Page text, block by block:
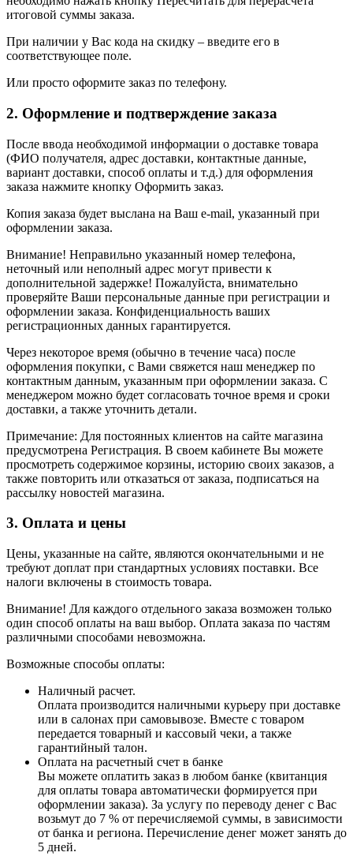
итоговой суммы заказа.
При наличии у Вас кода на скидку – введите его в
соответствующее поле.
Или просто оформите заказ по телефону.
2. Оформление и подтверждение заказа
После ввода необходимой информации о доставке товара
(ФИО получателя, адрес доставки, контактные данные,
вариант доставки, способ оплаты и т.д.) для оформления
заказа нажмите кнопку Оформить заказ.
Копия заказа будет выслана на Ваш e-mail, указанный при
оформлении заказа.
Внимание! Неправильно указанный номер телефона,
неточный или неполный адрес могут привести к
дополнительной задержке! Пожалуйста, внимательно
проверяйте Ваши персональные данные при регистрации и
оформлении заказа. Конфиденциальность ваших
регистрационных данных гарантируется.
Через некоторое время (обычно в течение часа) после
оформления покупки, с Вами свяжется наш менеджер по
контактным данным, указанным при оформлении заказа. С
менеджером можно будет согласовать точное время и сроки
доставки, а также уточнить детали.
Примечание: Для постоянных клиентов на сайте магазина
предусмотрена Регистрация. В своем кабинете Вы можете
просмотреть содержимое корзины, историю своих заказов, а
также повторить или отказаться от заказа, подписаться на
рассылку новостей магазина.
3. Оплата и цены
Цены, указанные на сайте, являются окончательными и не
требуют доплат при стандартных условиях поставки. Все
налоги включены в стоимость товара.
Внимание! Для каждого отдельного заказа возможен только
один способ оплаты на ваш выбор. Оплата заказа по частям
различными способами невозможна.
Возможные способы оплаты:
Наличный расчет.
Оплата производится наличными курьеру при доставке
или в салонах при самовывозе. Вместе с товаром
передается товарный и кассовый чеки, а также
гарантийный талон.
Оплата на расчетный счет в банке
Вы можете оплатить заказ в любом банке (квитанция
для оплаты товара автоматически формируется при
оформлении заказа). За услугу по переводу денег с Вас
возьмут до 7 % от перечисляемой суммы, в зависимости
от банка и региона. Перечисление денег может занять до
5 дней.